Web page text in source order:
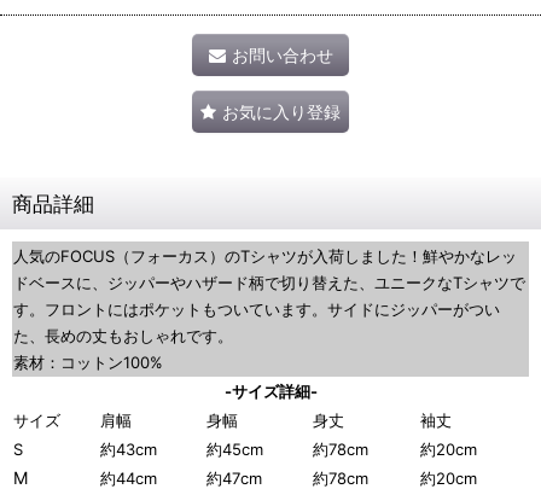
お問い合わせ
お気に入り登録
商品詳細
人気のFOCUS（フォーカス）のTシャツが入荷しました！鮮やかなレッ
ドベースに、ジッパーやハザード柄で切り替えた、ユニークなTシャツで
す。フロントにはポケットもついています。サイドにジッパーがつい
た、長めの丈もおしゃれです。
素材：コットン100%
-サイズ詳細-
サイズ
肩幅 身幅 身丈
袖丈
S
約43cm 約45cm 約78cm 約20cm
M 約44cm 約47cm 約78cm
約20cm